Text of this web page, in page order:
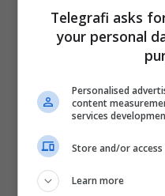
Telegrafi asks
your personal
Personalised
content
services
Store and/or
Learn more